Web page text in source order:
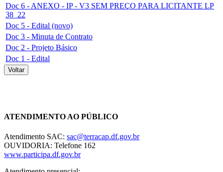
Doc 6 - ANEXO - IP - V3 SEM PREÇO PARA LICITANTE LP
38_22
Doc 5 - Edital (novo)
Doc 3 - Minuta de Contrato
Doc 2 - Projeto Básico
Doc 1 - Edital
Voltar
ATENDIMENTO AO PÚBLICO
Atendimento SAC: sac@terracap.df.gov.br
OUVIDORIA: Telefone 162
www.participa.df.gov.br